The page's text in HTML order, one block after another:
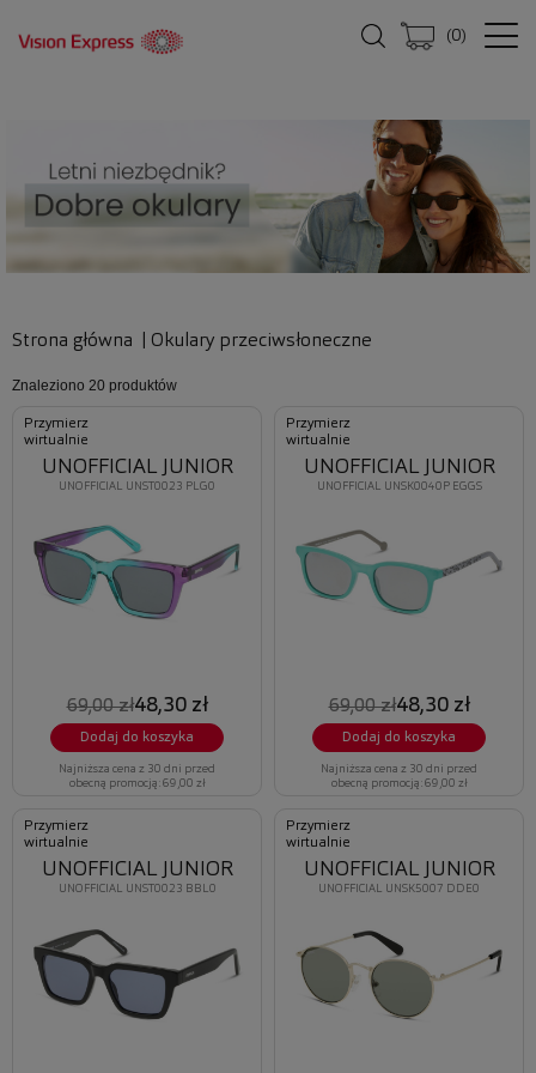
(0)
Strona główna Okulary przeciwsłoneczne
Znaleziono 20 produktów
Przymierz
wirtualnie
UNOFFICIAL UNST0023 PLG0
UNOFFICIAL JUNIOR
69,00 zł48,30 zł
Dodaj do koszyka
Najniższa cena z 30 dni przed
obecną promocją: 69,00 zł
Przymierz
wirtualnie
UNOFFICIAL UNSK0040P EGGS
UNOFFICIAL JUNIOR
69,00 zł48,30 zł
Dodaj do koszyka
Najniższa cena z 30 dni przed
obecną promocją: 69,00 zł
Przymierz
wirtualnie
UNOFFICIAL UNST0023 BBL0
UNOFFICIAL JUNIOR
Przymierz
wirtualnie
UNOFFICIAL UNSK5007 DDE0
UNOFFICIAL JUNIOR